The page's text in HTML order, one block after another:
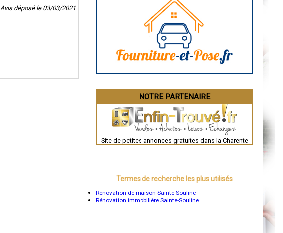
Avis déposé le 03/03/2021
Brive-la-Gaillarde
Guéret
Besançon
Évreux
Chartres
Nîmes
Auch
Dole
Mont-de-Marsan
NOTRE PARTENAIRE
Site de petites annonces gratuites dans la Charente
Termes de recherche les plus utilisés
Rénovation de maison Sainte-Souline
Rénovation immobilière Sainte-Souline